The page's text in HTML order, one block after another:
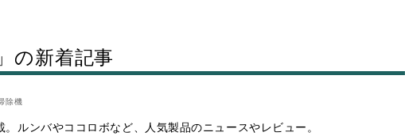
の新着記事
除機
ルンバやココロボなど、人気製品のニュースやレビュー。